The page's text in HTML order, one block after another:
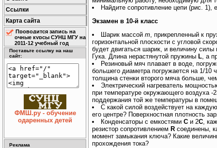
Ссылки
Карта сайта
Проводится запись на
очные курсы СУНЦ МГУ на
2011-12 учебный год
Поставьте ссылку на наш
сайт:
ФМШ.ру - обучение
одаренных детей
Реклама
Hайдите сопротивление цепи (рис.
Экзамен в 10-й класс
Шарик массойm, прикрепленный к
горизонтальной плоскости с угловой
будет двигаться шарик, и величину
Гука. Длина нерастянутой пружины L, а
Резиновый мяч плавает в воде,
большего диаметра погружается на 1/10
толщина стенки второго мяча больше,
Электрический нагреватель
при температуре окружающего воздуха
поддержания той же температуры в
С какой силой воздействует на
его центре? Поверхностная плотность
Конденсаторы с емкостямиC и 2C,
резистор сопротивлением R соединены,
момент замыкания ключа? Какие
прохождения тока?